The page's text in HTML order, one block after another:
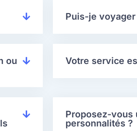
Puis-je
ou
Votre service
Proposez-vous
personnalités ?